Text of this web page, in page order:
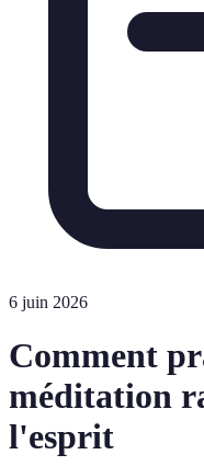
6 juin 2026
Comment
méditation
l'esprit